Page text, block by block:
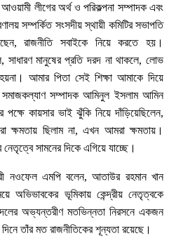
লীগের অর্থ ও পরিকল্পনা সম্পাদক এবং
সম্পর্কিত সংসদীয় স্থায়ী কমিটির সভাপতি
রাজনীতি সবাইকে নিয়ে করতে হয়।
সাধারণ মানুষের প্রতি দরদ না থাকলে, লোভ
আমার পিতা সেই শিক্ষা আমাকে দিয়ে
সম্পাদক আমিনুল ইসলাম আমিন
কায়সার ভাই ঝুঁকি নিয়ে দাঁড়িয়েছিলেন,
ছিলাম না, এখন আমরা ক্ষমতায়।
নেতৃত্বে সামনের দিকে এগিয়ে যাচ্ছে।
নওফেল এমপি বলেন, আতাউর রহমান খান
অভিভাবকের ভূমিকায় কেন্দ্রীয় নেতৃত্বকে
দলের অভ্যন্তরীণ মতভিন্নতা নিরসনে একজন
তাঁর মত রাজনীতিকের শূন্যতা রয়েছে।